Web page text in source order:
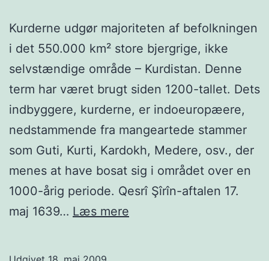
Kurderne udgør majoriteten af befolkningen
i det 550.000 km² store bjergrige, ikke
selvstændige område – Kurdistan. Denne
term har været brugt siden 1200-tallet. Dets
indbyggere, kurderne, er indoeuropæere,
nedstammende fra mangeartede stammer
som Guti, Kurti, Kardokh, Medere, osv., der
menes at have bosat sig i området over en
1000-årig periode. Qesrî Şîrîn-aftalen 17.
maj 1639… Læs mere